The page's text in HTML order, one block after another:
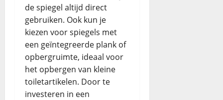
de spiegel altijd direct
gebruiken. Ook kun je
kiezen voor spiegels met
een geïntegreerde plank of
opbergruimte, ideaal voor
het opbergen van kleine
toiletartikelen. Door te
investeren in een